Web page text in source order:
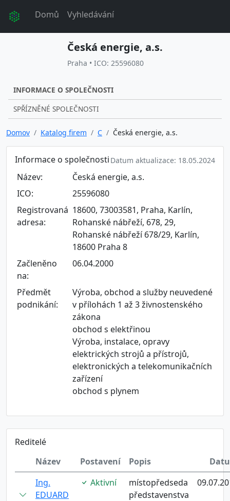
Domů Vyhledávání
Česká energie, a.s.
Praha • ICO: 25596080
INFORMACE O SPOLEČNOSTI
SPŘÍZNĚNÉ SPOLEČNOSTI
Domov Katalog firem C Česká energie, a.s.
Informace o společnosti Datum aktualizace: 18.05.2024
Název:
Česká energie, a.s.
ICO:
25596080
Registrovaná
adresa:
18600, 73003581, Praha, Karlín,
Rohanské nábřeží, 678, 29,
Rohanské nábřeží 678/29, Karlín,
18600 Praha 8
Začleněno
na:
06.04.2000
Předmět
podnikání:
Výroba, obchod a služby neuvedené
v přílohách 1 až 3 živnostenského
zákona
obchod s elektřinou
Výroba, instalace, opravy
elektrických strojů a přístrojů,
elektronických a telekomunikačních
zařízení
obchod s plynem
Reditelé
Název
Postavení Popis
Ing.
EDUARD
Aktivní
místopředseda
představenstva